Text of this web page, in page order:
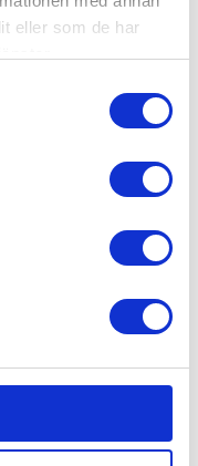
eller som de har